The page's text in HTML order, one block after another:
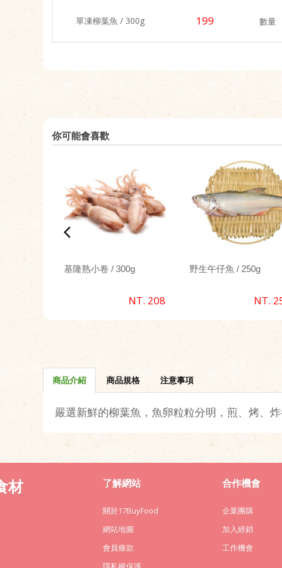
單凍柳葉魚 / 300g 199 數量
你可能會喜歡
基隆熟小卷 / 300g
NT. 208
野生午仔魚 / 250g
NT.
商品介紹 商品規格 注意事項
嚴選新鮮的柳葉魚，魚卵粒粒分明，​煎、烤、炸
材 了解網站
關於17BuyFood
網站地圖
會員條款
合作機會
企業團購
加入經銷
工作機會